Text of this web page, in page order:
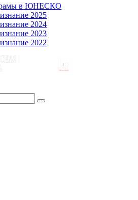
в ЮНЕСКО
2025
2024
2023
2022